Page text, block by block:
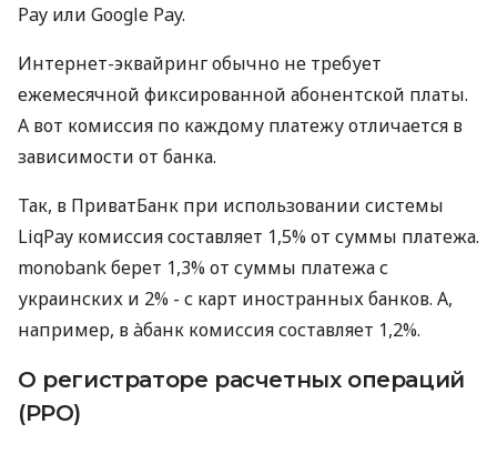
Pay или Google Pay.
Интернет-эквайринг обычно не требует
ежемесячной фиксированной абонентской платы.
А вот комиссия по каждому платежу отличается в
зависимости от банка.
Так, в ПриватБанк при использовании системы
LiqPay комиссия составляет 1,5% от суммы платежа.
monobank берет 1,3% от суммы платежа с
украинских и 2% - с карт иностранных банков. А,
например, в àбанк комиссия составляет 1,2%.
О регистраторе расчетных операций
(РРО)